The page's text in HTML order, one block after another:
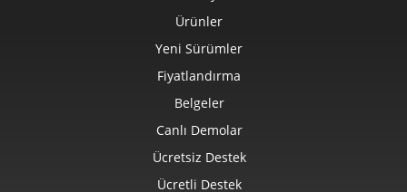
Ürünler
Yeni Sürümler
Fiyatlandırma
Belgeler
Canlı Demolar
Ücretsiz Destek
Ücretli Destek